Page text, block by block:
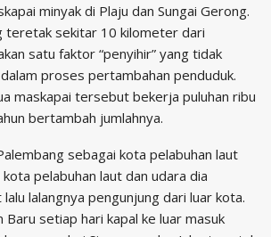
minyak di Plaju dan Sungai Gerong.
teretak sekitar 10 kilometer dari
satu faktor “penyihir” yang tidak
proses pertambahan penduduk.
maskapai tersebut bekerja puluhan ribu
bertambah jumlahnya.
sebagai kota pelabuhan laut
pelabuhan laut dan udara dia
lalangnya pengunjung dari luar kota.
Baru setiap hari kapal ke luar masuk